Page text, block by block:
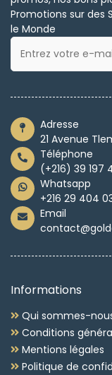
Promotions sur des
le Monde
Adresse
21 Avenue
Téléphone
(+216) 39 197
Whatsapp
+216 29 404
Email
Informations
Qui sommes-
Conditions
Mentions légales
Politique de